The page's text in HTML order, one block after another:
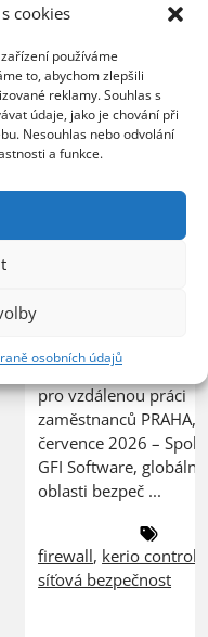
cookies
používáme
to, abychom zlepšili
reklamy. Souhlas s
údaje, jako je chování při
Nesouhlas nebo odvolání
a funkce.
osobních údajů
XERTEC
Kerio Control
k zabezpečení
sítě
ochrany před
hrozbami a spolehlivý
pro vzdálenou práci
zaměstnanců PRAHA,
července 2026 –
GFI Software,
oblasti bezpeč ...
firewall, kerio control
síťová bezpečnost